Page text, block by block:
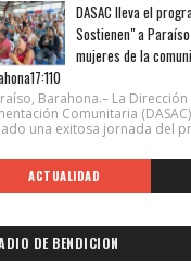
DASAC lleva el
Sostienen" a
mujeres de la
Barahona.– La
Comunitaria
una exitosa jornada del
ACTUALIDAD
DE BENDICION